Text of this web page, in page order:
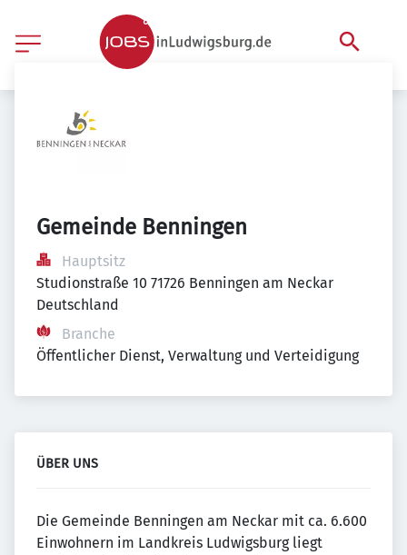
Gemeinde Benningen
Hauptsitz
Studionstraße 10 71726 Benningen am Neckar
Deutschland
Branche
Öffentlicher Dienst, Verwaltung und Verteidigung
ÜBER UNS
Die Gemeinde Benningen am Neckar mit ca. 6.600
Einwohnern im Landkreis Ludwigsburg liegt